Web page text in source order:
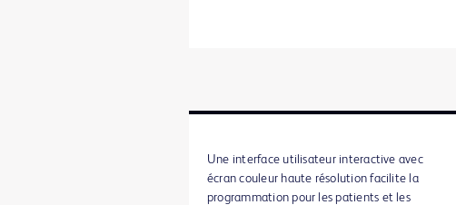
Une interface utilisateur interactive avec
écran couleur haute résolution facilite la
programmation pour les patients et les